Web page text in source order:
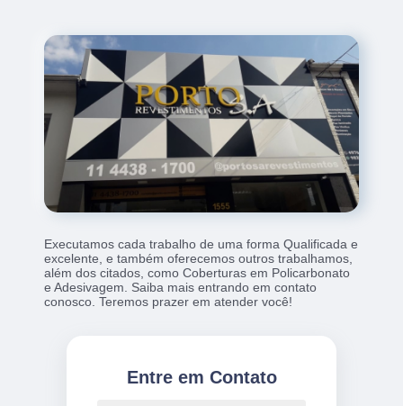
Executamos cada trabalho de uma forma Qualificada e
excelente, e também oferecemos outros trabalhamos,
além dos citados, como Coberturas em Policarbonato
e Adesivagem. Saiba mais entrando em contato
conosco. Teremos prazer em atender você!
Entre em Contato